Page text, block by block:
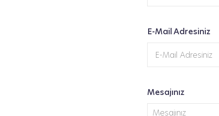
E-Mail Adresiniz
Mesajınız